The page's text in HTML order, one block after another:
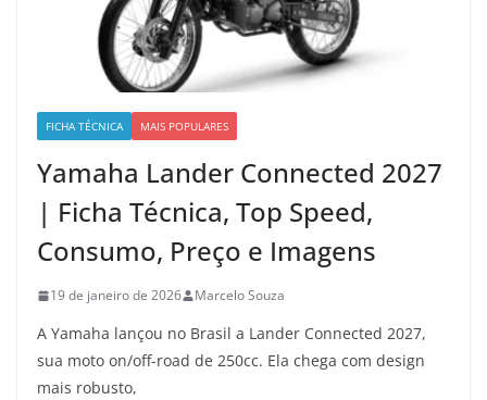
FICHA TÉCNICA MAIS POPULARES
Yamaha Lander Connected 2027
| Ficha Técnica, Top Speed,
Consumo, Preço e Imagens
19 de janeiro de 2026 Marcelo Souza
A Yamaha lançou no Brasil a Lander Connected 2027,
sua moto on/off-road de 250cc. Ela chega com design
mais robusto,